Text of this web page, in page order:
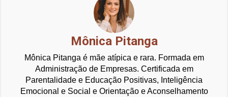
Mônica Pitanga
Mônica Pitanga é mãe atípica e rara. Formada em
Administração de Empresas. Certificada em
Parentalidade e Educação Positivas, Inteligência
Emocional e Social e Orientação e Aconselhamento